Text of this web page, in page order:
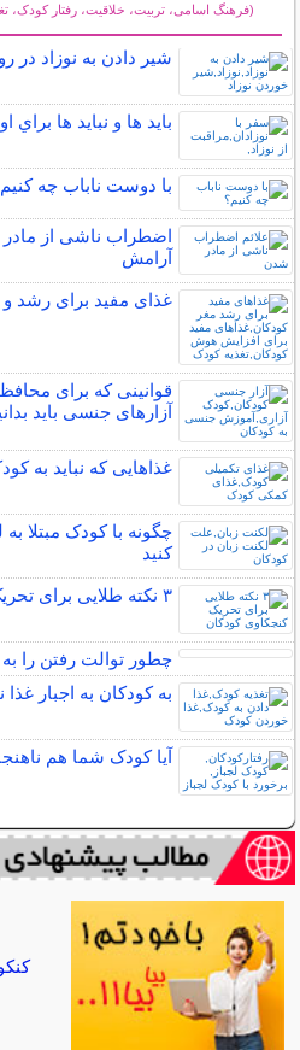
(فرهنگ اسامی، تربیت، خلاقیت، رفتار کودک،
شیر دادن به نوزاد در
بايد ها و نبايد ها براي
با دوست ناباب چه
اضطراب ناشی از مادر
آرامش
غذای مفید برای رشد
قوانینی که برای
آزارهای جنسی باید
غذاهایی که نباید به
چگونه با کودک مبتلا به
کنید
۳ نکته طلایی برای تحریک کنجکاوی کودکان
چطور توالت رفتن را
به کودکان به اجبار غذا
آیا کودک شما هم